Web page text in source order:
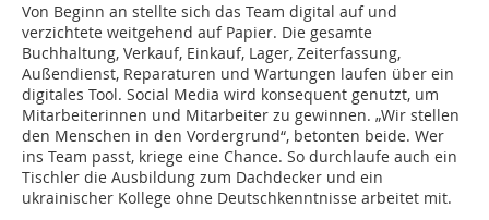
Von Beginn an stellte sich das Team digital auf und
verzichtete weitgehend auf Papier. Die gesamte
Buchhaltung, Verkauf, Einkauf, Lager, Zeiterfassung,
Außendienst, Reparaturen und Wartungen laufen über ein
digitales Tool. Social Media wird konsequent genutzt, um
Mitarbeiterinnen und Mitarbeiter zu gewinnen. „Wir stellen
den Menschen in den Vordergrund“, betonten beide. Wer
ins Team passt, kriege eine Chance. So durchlaufe auch ein
Tischler die Ausbildung zum Dachdecker und ein
ukrainischer Kollege ohne Deutschkenntnisse arbeitet mit.